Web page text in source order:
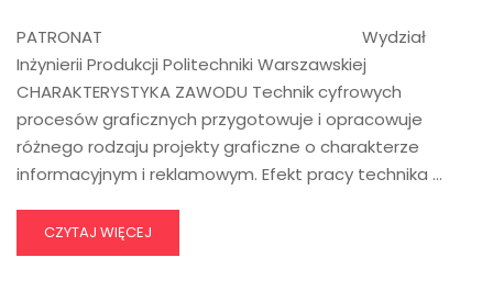
PATRONAT Wydział
Inżynierii Produkcji Politechniki Warszawskiej
CHARAKTERYSTYKA ZAWODU Technik cyfrowych
procesów graficznych przygotowuje i opracowuje
różnego rodzaju projekty graficzne o charakterze
informacyjnym i reklamowym. Efekt pracy technika …
CZYTAJ WIĘCEJ